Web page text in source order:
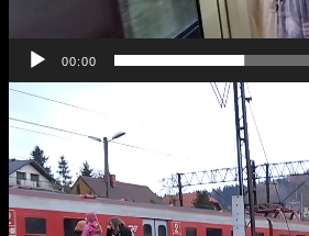
00:00
Odtwarzacz